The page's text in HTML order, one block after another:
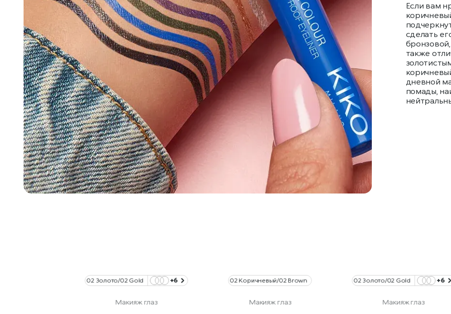
Если вам
сделать
также
дневной
помады,
+6
02 Золото/02 Gold
Макияж глаз
02 Коричневый/02 Brown
Макияж глаз
+6
02 Золото/02 Gold
Макияж глаз